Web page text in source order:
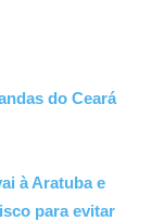
do Ceará
à Aratuba e
para evitar